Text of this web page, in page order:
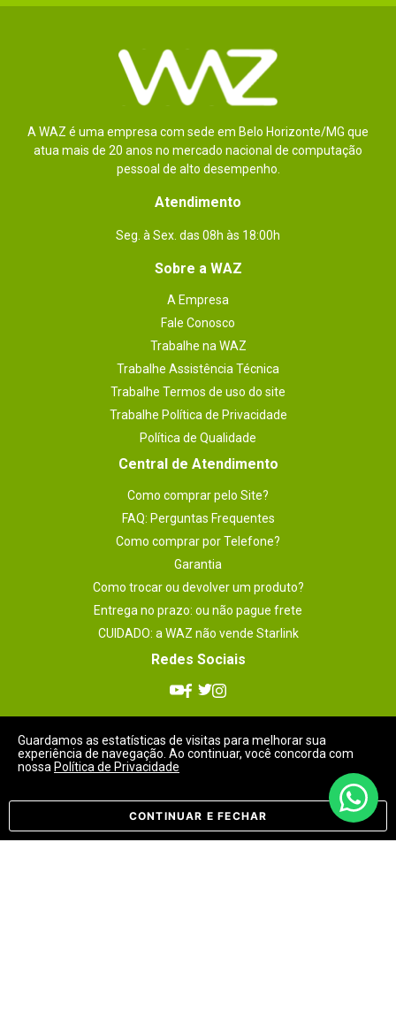
A WAZ é uma empresa com sede em Belo Horizonte/MG que
atua mais de 20 anos no mercado nacional de computação
pessoal de alto desempenho.
Atendimento
Seg. à Sex. das 08h às 18:00h
Sobre a WAZ
A Empresa
Fale Conosco
Trabalhe na WAZ
Trabalhe Assistência Técnica
Trabalhe Termos de uso do site
Trabalhe Política de Privacidade
Política de Qualidade
Central de Atendimento
Como comprar pelo Site?
FAQ: Perguntas Frequentes
Como comprar por Telefone?
Garantia
Como trocar ou devolver um produto?
Entrega no prazo: ou não pague frete
CUIDADO: a WAZ não vende Starlink
Redes Sociais
Meios de Pagamentos
Guardamos as estatísticas de visitas para melhorar sua
experiência de navegação. Ao continuar, você concorda com
nossa Política de Privacidade
CONTINUAR E FECHAR